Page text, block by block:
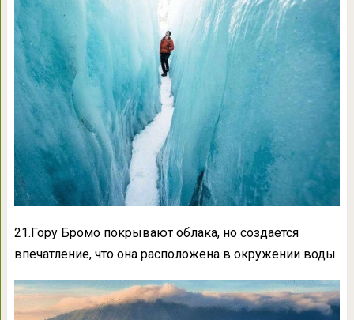
21.Гору Бромо покрывают облака, но создается
впечатление, что она расположена в окружении воды.